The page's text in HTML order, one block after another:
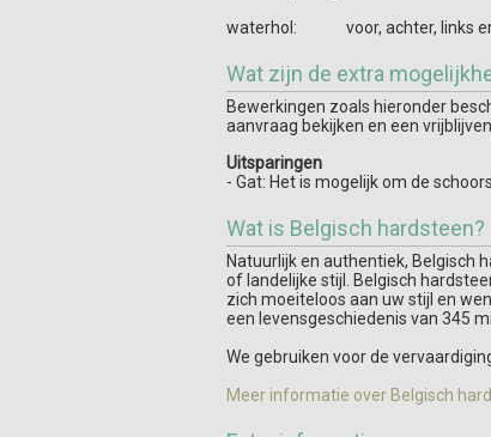
waterhol:
voor, achter, links
Wat zijn de extra
Bewerkingen zoals hieronder
aanvraag bekijken en een
Uitsparingen
- Gat: Het is mogelijk om de
Wat is Belgisch hardsteen?
Natuurlijk en authentiek, Belgisch
of landelijke stijl. Belgisch
zich moeiteloos aan uw stijl en
een levensgeschiedenis van 345
We gebruiken voor de
Meer informatie over Belgisch